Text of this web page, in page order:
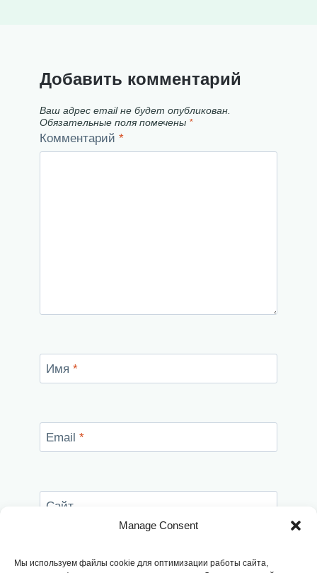
Manage Consent
Мы используем файлы cookie для оптимизации работы сайта,
Добавить комментарий
Ваш адрес email не будет опубликован.
Обязательные поля помечены *
Комментарий *
Имя *
Email *
Сайт
этом браузере для последующих моих